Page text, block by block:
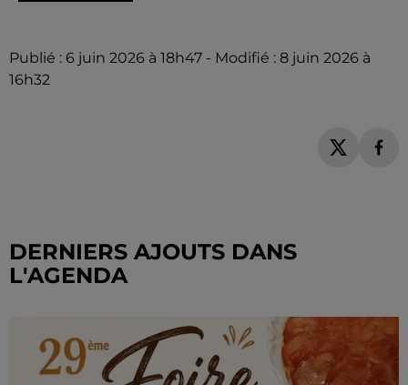
Publié : 6 juin 2026 à 18h47 - Modifié : 8 juin 2026 à
16h32
DERNIERS AJOUTS DANS
L'AGENDA